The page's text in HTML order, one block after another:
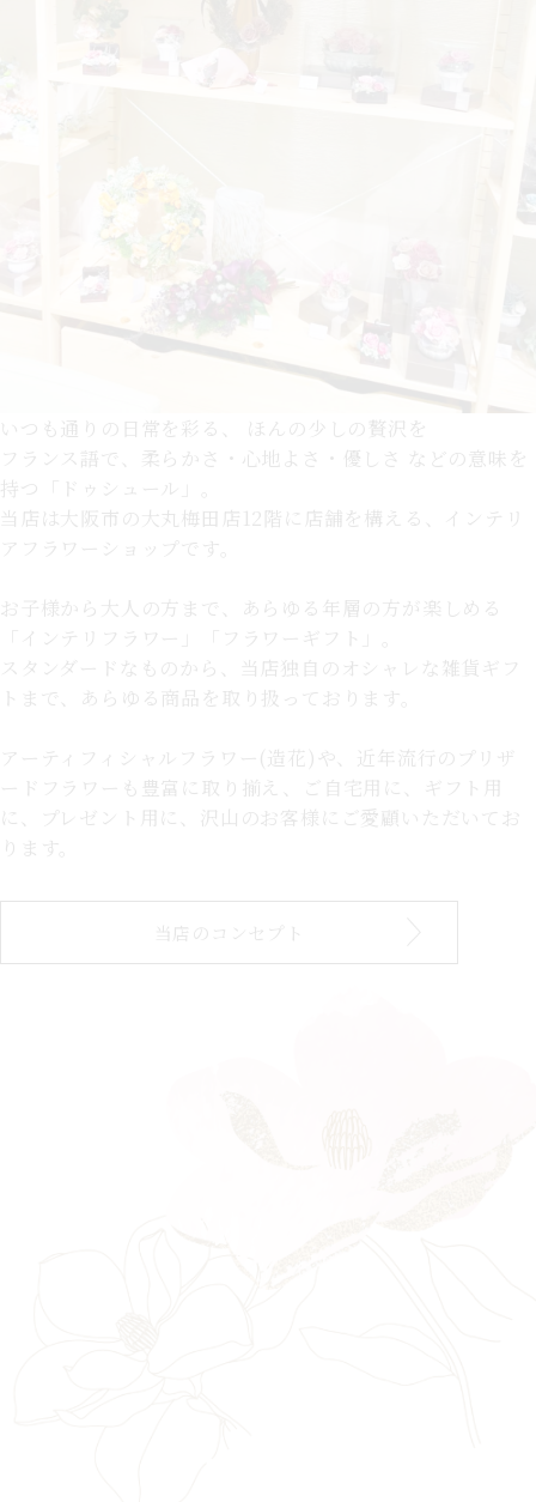
いつも通りの日常を彩る、
ほんの少しの贅沢を
フランス語で、柔らかさ・心地よさ・優しさ などの意味を
持つ「ドゥシュール」。
当店は大阪市の大丸梅田店12階に店舗を構える、インテリ
アフラワーショップです。
お子様から大人の方まで、あらゆる年層の方が楽しめる
「インテリフラワー」「フラワーギフト」。
スタンダードなものから、当店独自のオシャレな雑貨ギフ
トまで、あらゆる商品を取り扱っております。
アーティフィシャルフラワー(造花)や、近年流行のプリザ
ードフラワーも豊富に取り揃え、ご自宅用に、ギフト用
に、プレゼント用に、沢山のお客様にご愛顧いただいてお
ります。
当店のコンセプト